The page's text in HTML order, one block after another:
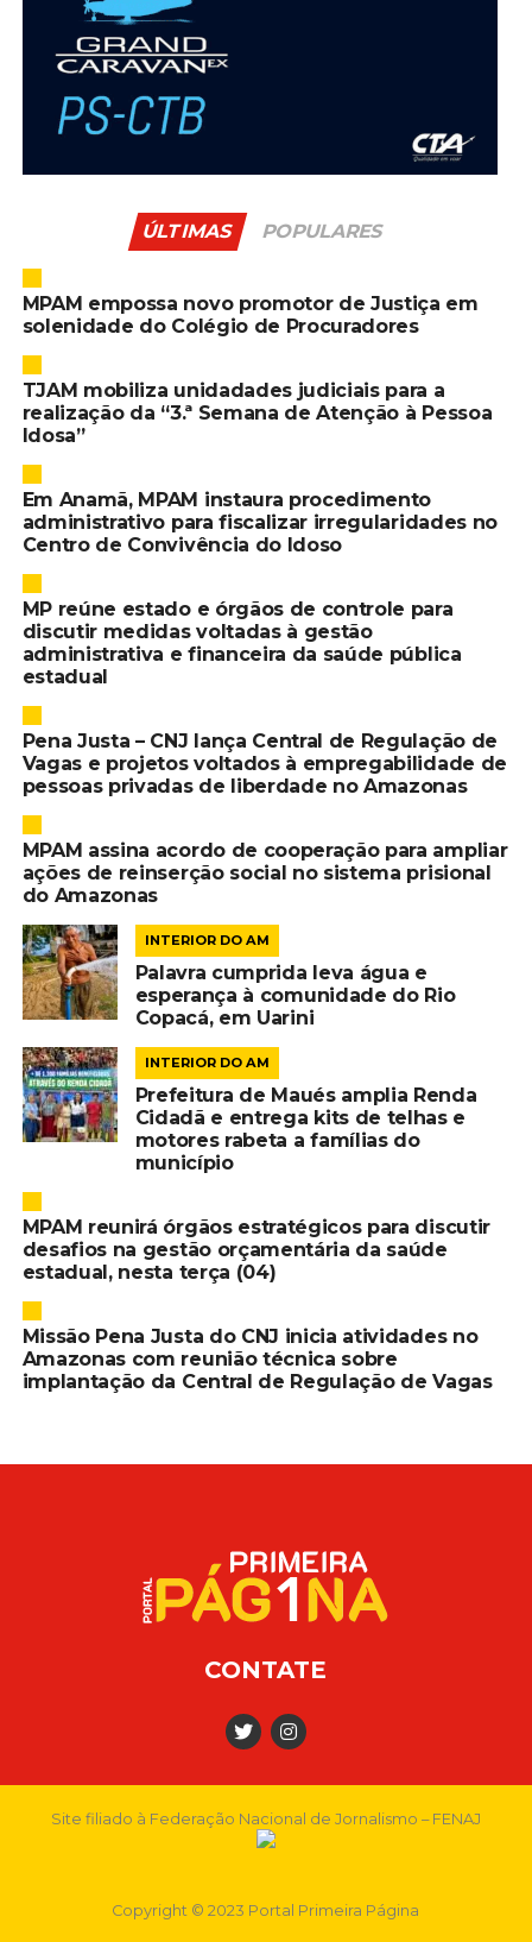
ÚLTIMAS POPULARES
MPAM empossa novo promotor de Justiça em
solenidade do Colégio de Procuradores
TJAM mobiliza unidadades judiciais para a
realização da “3.ª Semana de Atenção à Pessoa
Idosa”
Em Anamã, MPAM instaura procedimento
administrativo para fiscalizar irregularidades no
Centro de Convivência do Idoso
MP reúne estado e órgãos de controle para
discutir medidas voltadas à gestão
administrativa e financeira da saúde pública
estadual
Pena Justa – CNJ lança Central de Regulação de
Vagas e projetos voltados à empregabilidade de
pessoas privadas de liberdade no Amazonas
MPAM assina acordo de cooperação para ampliar
ações de reinserção social no sistema prisional
do Amazonas
INTERIOR DO AM
Palavra cumprida leva água e
esperança à comunidade do Rio
Copacá, em Uarini
INTERIOR DO AM
Prefeitura de Maués amplia Renda
Cidadã e entrega kits de telhas e
motores rabeta a famílias do
município
MPAM reunirá órgãos estratégicos para discutir
desafios na gestão orçamentária da saúde
estadual, nesta terça (04)
Missão Pena Justa do CNJ inicia atividades no
Amazonas com reunião técnica sobre
implantação da Central de Regulação de Vagas
CONTATE
Site filiado à Federação Nacional de Jornalismo – FENAJ
Copyright © 2023 Portal Primeira Página